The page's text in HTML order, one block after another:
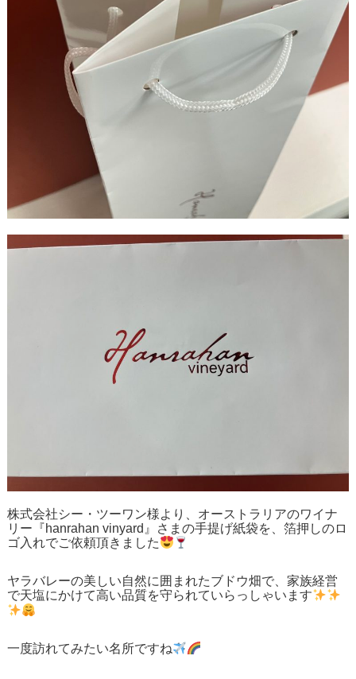
株式会社シー・ツーワン様より、オーストラリアのワイナ
リー『hanrahan vinyard』さまの手提げ紙袋を、箔押しのロ
ゴ入れでご依頼頂きました
ヤラバレーの美しい自然に囲まれたブドウ畑で、家族経営
で天塩にかけて高い品質を守られていらっしゃいます
一度訪れてみたい名所ですね